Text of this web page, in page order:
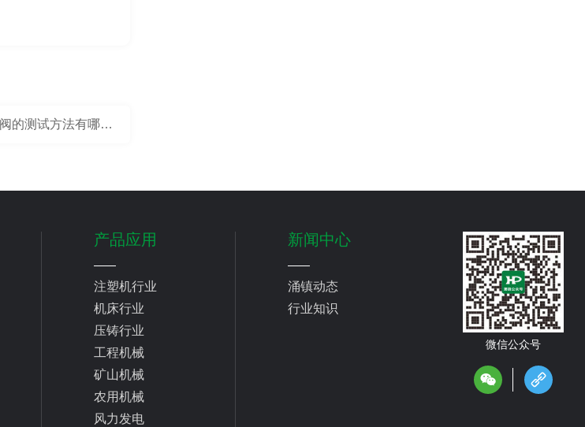
的测试方法有哪
微信公众号
产品应用
注塑机行业
机床行业
压铸行业
工程机械
矿山机械
农用机械
风力发电
新闻中心
涌镇动态
行业知识